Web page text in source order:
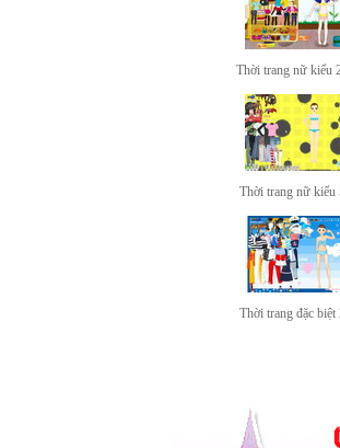
Thời trang nữ kiểu
Thời trang nữ kiểu
Thời trang đặc biệt